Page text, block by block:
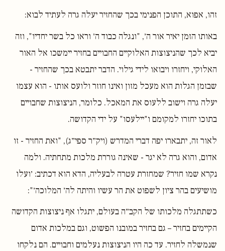
זהו, אפוא, התוכן הפנימי בכך שהחזיר יעלה גרה לעתיד לבוא:
באותו הזמן יאיר אור ה׳, "ונגלה כבוד ה׳ וראו כל בשר יחדיו", וזה
יביא לכך שהניצוצות האלוקיים החבויים בחזיר יימשכו אל האור
האלוקי, ויחזרו ויבואו לידי גילוי. הדבר יתבטא בכך שהחזיר -
שבזמן הגלות הוא מעכל מזון ואינו חוזר ולועס אותו - הוא עצמו
יעלה גרה וישוב ללעוס את המאכל. כלומר, הניצוצות שחבויים
בתוכו יחזרו למקומם ו"יילעסו" על ידי הקדושה.
לאור זה, יתבארו יפה דברי המדרש (ויק״ר ספי״ג), "ואת החזיר - זו
אדום, והוא גרה לא יגר - שאינה גוררת מלכות מתחתיה. ולמה
נקרא שמו חזיר? שמחזרת עטרה לבעליה, הדא הוא דכתיב: ׳ועלו
מושיעים בהר ציון לשפוט את הר עשיו והיתה לה׳ המלוכה׳":
כשתתגלה מלכותו של הקב״ה בעולם, יתגלו אף ניצוצות הקדושה
הקיימים בחזיר – גם בחזיר במובנו הפשוט, וגם במלכות אדום
שנמשלה לחזיר. עד כה היו הניצוצות נעלמים וחבויים. הם נלקחו